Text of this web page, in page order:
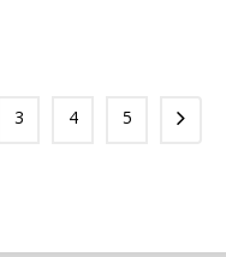
3 4 5